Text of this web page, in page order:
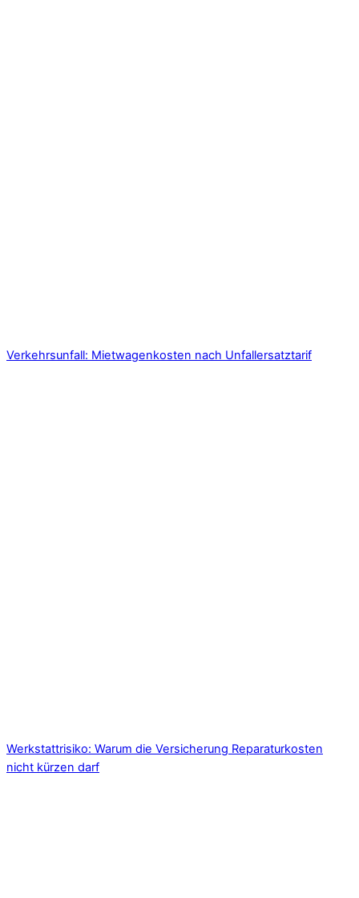
Verkehrsunfall: Mietwagenkosten nach Unfallersatztarif
Werkstattrisiko: Warum die Versicherung Reparaturkosten
nicht kürzen darf